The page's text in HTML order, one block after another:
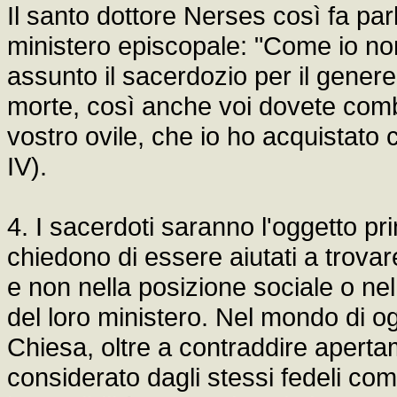
Il santo dottore Nerses così fa
ministero episcopale: "Come io
assunto il sacerdozio per il
morte, così anche voi dovete
vostro ovile, che io ho acquistato
IV).
4. I sacerdoti saranno l'oggetto
chiedono di essere aiutati a
e non nella posizione sociale o
del loro ministero. Nel mondo di
Chiesa, oltre a contraddire
considerato dagli stessi fedeli